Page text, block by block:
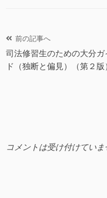
o
k
投
稿
ナ
ョ
前の記事へ
司法修習生のための大分ガ
ド（独断と偏見）（第２版）
コメントは受け付けていま